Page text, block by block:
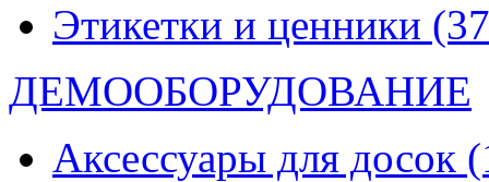
Этикетки и ценники
ДЕМООБОРУДОВАНИЕ
Аксессуары для досок